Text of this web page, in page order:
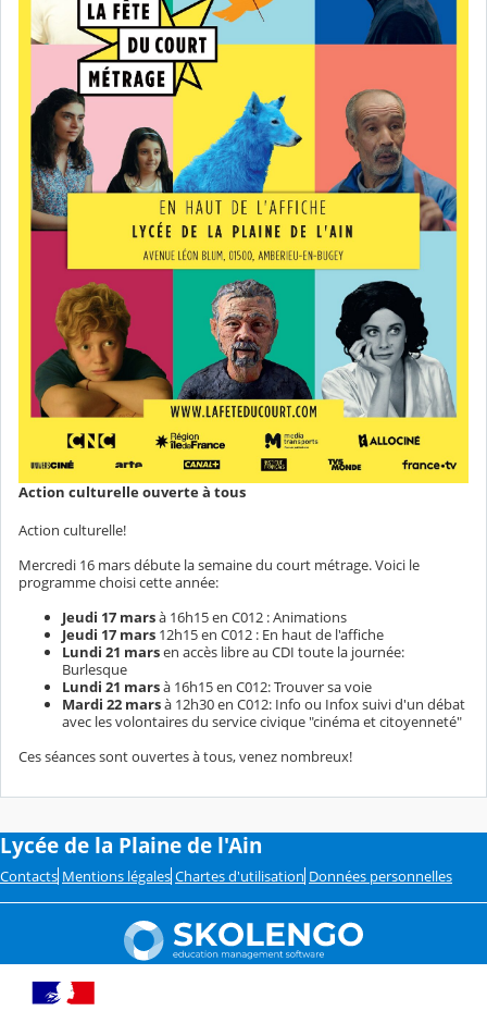
Action culturelle ouverte à tous
Action culturelle!
Mercredi 16 mars débute la semaine du court métrage. Voici le
programme choisi cette année:
Jeudi 17 marsà 16h15 en C012 : Animations
Jeudi 17 mars 12h15 en C012 : En haut de l'affiche
Lundi 21 marsen accès libre au CDI toute la journée:
Burlesque
Lundi 21 marsà 16h15 en C012: Trouver sa voie
Mardi 22 marsà 12h30 en C012: Info ou Infox suivi d'un débat
avec les volontaires du service civique "cinéma et citoyenneté"
Ces séances sont ouvertes à tous, venez nombreux!
Lycée de la Plaine de l'Ain
Contacts Mentions légales Chartes d'utilisation Données personnelles